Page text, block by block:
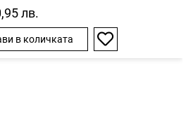
лв.
в количката
Добави